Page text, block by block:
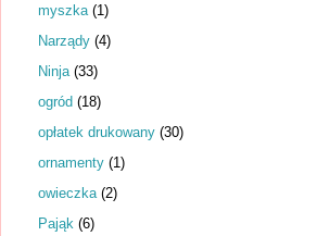
myszka (1)
Narządy (4)
Ninja (33)
ogród (18)
opłatek drukowany (30)
ornamenty (1)
owieczka (2)
Pająk (6)